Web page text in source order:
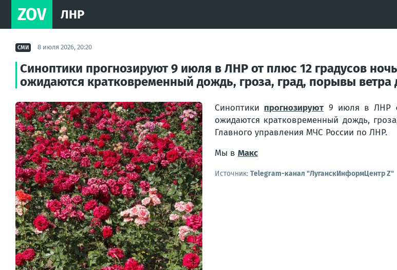
ZOV ЛНР
СМИ 8 июля 2026, 20:20
Синоптики прогнозируют 9 июля в ЛНР от плюс 12 градусов
ожидаются кратковременный дождь, гроза, град, порывы ветра
Синоптики прогнозируют 9 июля в ЛНР
ожидаются кратковременный дождь,
Главного управления МЧС России по ЛНР.
Мы в Макс
Источник: Telegram-канал "ЛуганскИнформЦентр Z"